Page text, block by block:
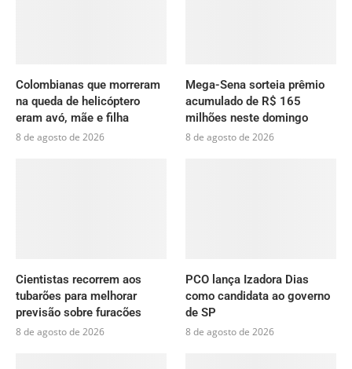
Colombianas que morreram
na queda de helicóptero
eram avó, mãe e filha
8 de agosto de 2026
Mega-Sena sorteia prêmio
acumulado de R$ 165
milhões neste domingo
8 de agosto de 2026
Cientistas recorrem aos
tubarões para melhorar
previsão sobre furacões
8 de agosto de 2026
PCO lança Izadora Dias
como candidata ao governo
de SP
8 de agosto de 2026